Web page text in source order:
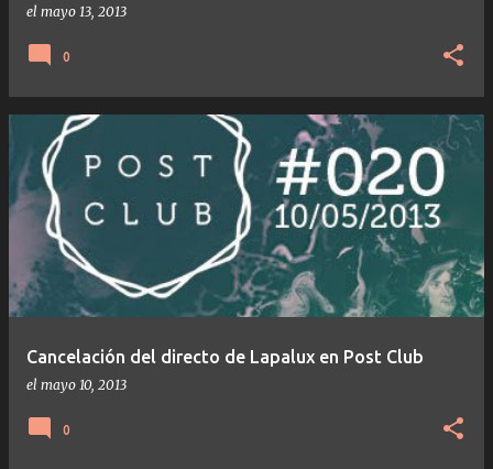
el mayo 13, 2013
0
Cancelación del directo de Lapalux en Post Club
el mayo 10, 2013
0